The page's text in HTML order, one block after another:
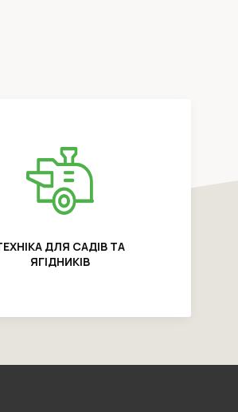
ДЛЯ САДІВ ТА
ЯГІДНИКІВ